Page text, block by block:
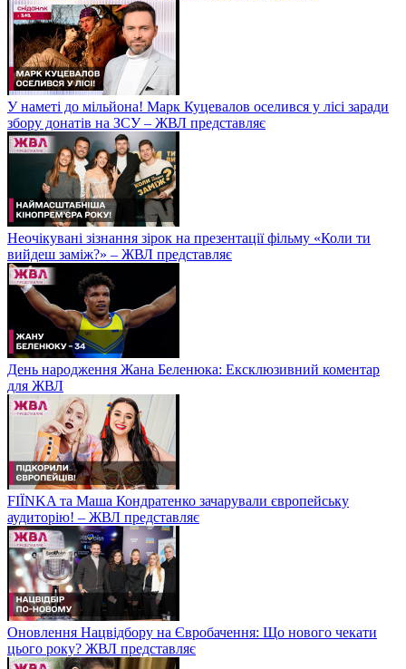
У наметі до мільйона! Марк Куцевалов оселився у лісі заради
збору донатів на ЗСУ – ЖВЛ представляє
Неочікувані зізнання зірок на презентації фільму «Коли ти
вийдеш заміж?» – ЖВЛ представляє
День народження Жана Беленюка: Ексклюзивний коментар
для ЖВЛ
FIЇNKA та Маша Кондратенко зачарували європейську
аудиторію! – ЖВЛ представляє
Оновлення Нацвідбору на Євробачення: Що нового чекати
цього року? ЖВЛ представляє